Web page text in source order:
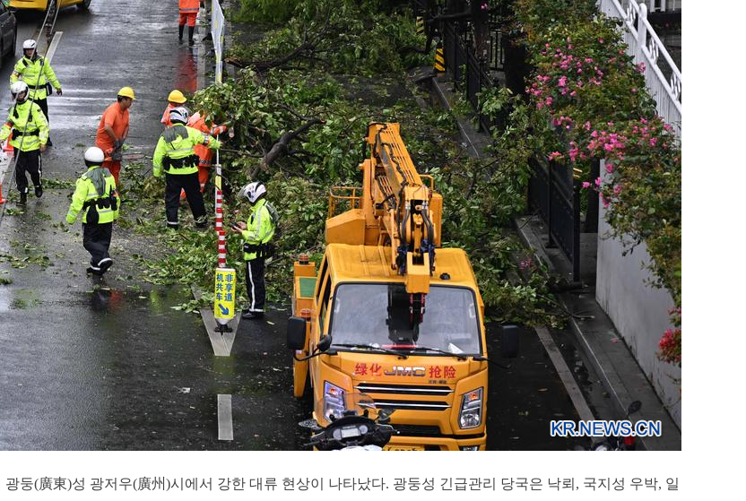
둥(廣東)성 광저우(廣州)시에서 강한 대류 현상이 나타났다. 광둥성 긴급관리 당국은 낙뢰, 국지성 우박, 일